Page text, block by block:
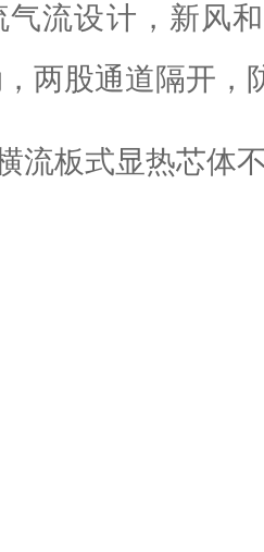
气流设计，新风
两股通道隔开，